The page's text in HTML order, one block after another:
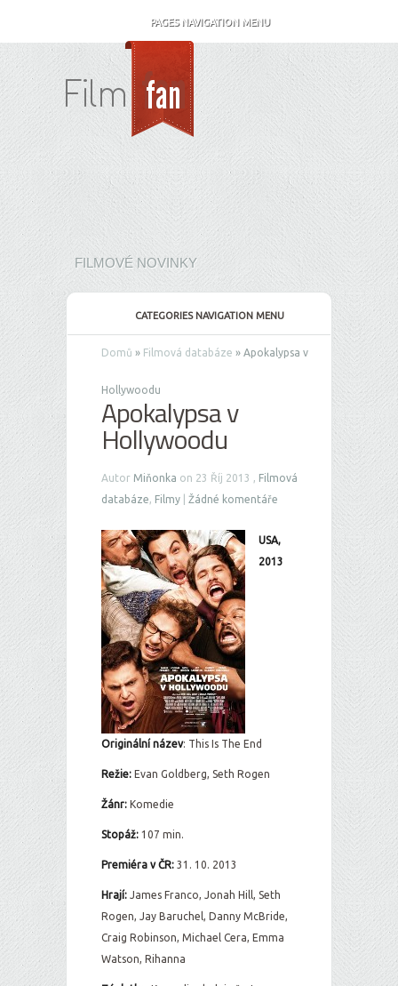
PAGES NAVIGATION MENU
FILMOVÉ NOVINKY
CATEGORIES NAVIGATION MENU
Domů » Filmová databáze » Apokalypsa v
Hollywoodu
Apokalypsa v
Hollywoodu
Autor Miňonka on 23 Říj 2013 , Filmová
databáze, Filmy Žádné komentáře
USA,
2013
Originální název: This Is The End
Režie: Evan Goldberg, Seth Rogen
Žánr: Komedie
Stopáž: 107 min.
Premiéra v ČR: 31. 10. 2013
Hrají: James Franco, Jonah Hill, Seth
Rogen, Jay Baruchel, Danny McBride,
Craig Robinson, Michael Cera, Emma
Watson, Rihanna